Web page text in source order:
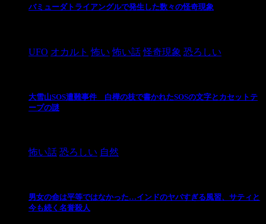
バミューダトライアングルで発生した数々の怪奇現象
UFO オカルト 怖い 怖い話 怪奇現象 恐ろしい
大雪山SOS遭難事件 白樺の枝で書かれたSOSの文字とカセットテ
ープの謎
怖い話 恐ろしい 自然
男女の命は平等ではなかった…インドのヤバすぎる風習、サティと
今も続く名誉殺人